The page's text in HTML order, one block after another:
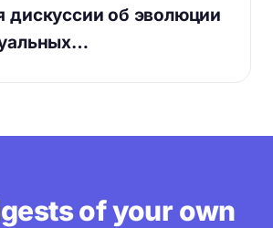
дискуссии об эволюции
of your own